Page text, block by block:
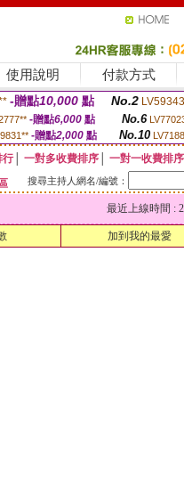
使用說明 付款方式
-贈點10,000 點 No.2
-贈點6,000點 No.6
-贈點2,000點 No.10
行│ 一對多收費排序
一對一收費排序
搜尋主持人網名/編號：
最近上線時間 :
加到我的最愛